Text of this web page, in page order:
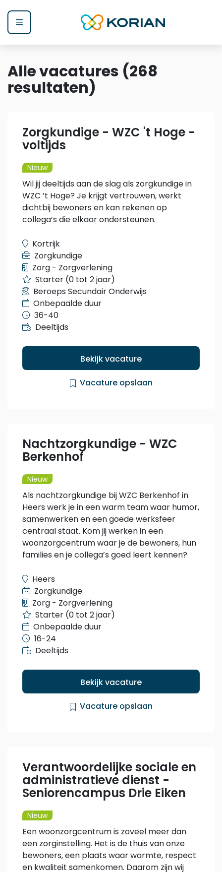
Menu
Alle vacatures(268
resultaten)
Zorgkundige - WZC 't Hoge -
voltijds
Nieuw
Wil jij deeltijds aan de slag als zorgkundige in
WZC ’t Hoge? Je krijgt vertrouwen, werkt
dichtbij bewoners en kan rekenen op
collega’s die elkaar ondersteunen.
Kortrijk
Zorgkundige
Zorg - Zorgverlening
Starter (0 tot 2 jaar)
Beroeps Secundair Onderwijs
Onbepaalde duur
36-40
Deeltijds
Bekijk vacature
Vacature opslaan
Nachtzorgkundige - WZC
Berkenhof
Nieuw
Als nachtzorgkundige bij WZC Berkenhof in
Heers werk je in een warm team waar humor,
samenwerken en een goede werksfeer
centraal staat. Kom jij werken in een
woonzorgcentrum waar je de bewoners, hun
families en je collega’s goed leert kennen?
Heers
Zorgkundige
Zorg - Zorgverlening
Starter (0 tot 2 jaar)
Onbepaalde duur
16-24
Deeltijds
Bekijk vacature
Vacature opslaan
Verantwoordelijke sociale en
administratieve dienst -
Seniorencampus Drie Eiken
Nieuw
Een woonzorgcentrum is zoveel meer dan
een zorginstelling. Het is de thuis van onze
bewoners, een plaats waar warmte, respect
en kwaliteit samenkomen. Daarom zijn wij